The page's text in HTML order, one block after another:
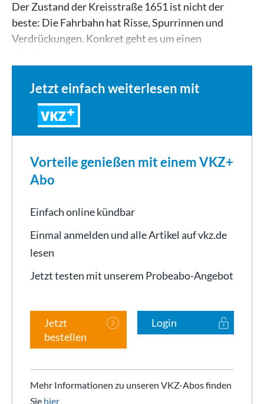
Der Zustand der Kreisstraße 1651 ist nicht der
beste: Die Fahrbahn hat Risse, Spurrinnen und
Verdrückungen. Konkret geht es um einen
Jetzt einfach weiterlesen mit
VKZ
Vorteile genießen mit einem VKZ+
Abo
Einfach online kündbar
Einmal anmelden und alle Artikel auf vkz.de
lesen
Jetzt testen mit unserem Probeabo-Angebot
Jetzt
bestellen
Login
Mehr Informationen zu unseren VKZ-Abos finden
Sie hier